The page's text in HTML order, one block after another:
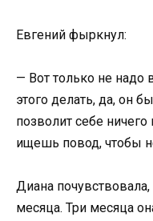
Евгений фыркнул:
— Вот только не
этого делать, да, он
позволит себе
ищешь повод, чтобы
Диана почувствовала,
месяца. Три месяца